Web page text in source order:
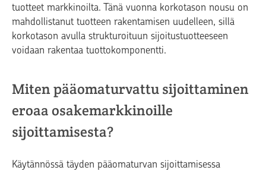
tuotteet markkinoilta. Tänä vuonna korkotason nousu on
mahdollistanut tuotteen rakentamisen uudelleen, sillä
korkotason avulla strukturoituun sijoitustuotteeseen
voidaan rakentaa tuottokomponentti.
Miten pääomaturvattu sijoittaminen
eroaa osakemarkkinoille
sijoittamisesta?
Käytännössä täyden pääomaturvan sijoittamisessa